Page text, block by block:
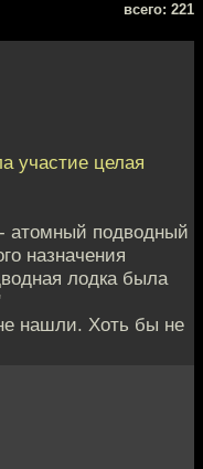
всего: 221
участие целая
атомный подводный
назначения
лодка была
нашли. Хоть бы не